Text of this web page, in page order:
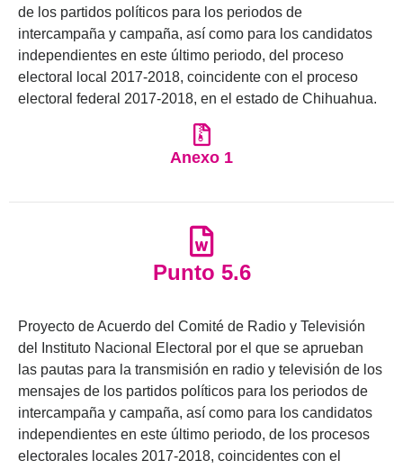
de los partidos políticos para los periodos de
intercampaña y campaña, así como para los candidatos
independientes en este último periodo, del proceso
electoral local 2017-2018, coincidente con el proceso
electoral federal 2017-2018, en el estado de Chihuahua.
Anexo 1
Punto 5.6
Proyecto de Acuerdo del Comité de Radio y Televisión
del Instituto Nacional Electoral por el que se aprueban
las pautas para la transmisión en radio y televisión de los
mensajes de los partidos políticos para los periodos de
intercampaña y campaña, así como para los candidatos
independientes en este último periodo, de los procesos
electorales locales 2017-2018, coincidentes con el